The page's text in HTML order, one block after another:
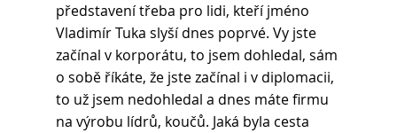
představení třeba pro lidi, kteří jméno
Vladimír Tuka slyší dnes poprvé. Vy jste
začínal v korporátu, to jsem dohledal, sám
o sobě říkáte, že jste začínal i v diplomacii,
to už jsem nedohledal a dnes máte firmu
na výrobu lídrů, koučů. Jaká byla cesta